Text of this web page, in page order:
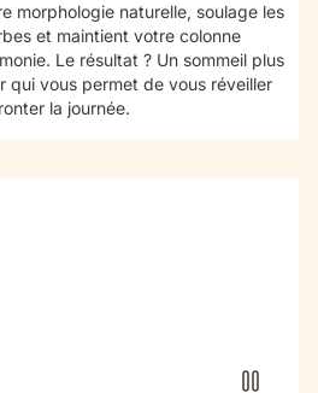
morphologie naturelle, soulage les
et maintient votre colonne
Le résultat ? Un sommeil plus
qui vous permet de vous réveiller
la journée.